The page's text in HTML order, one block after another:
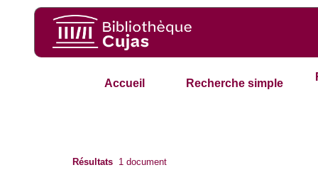
Accueil Recherche simple
Résultats 1 document